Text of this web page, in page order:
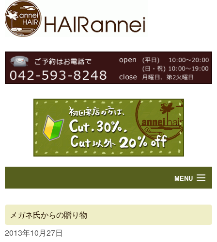
MENU
Concept
メガネ氏からの贈り物
2013年10月27日